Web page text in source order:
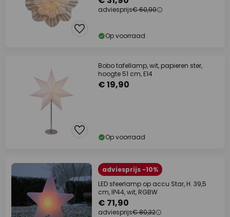
adviesprijs€ 60,90
Op voorraad
Bobo tafellamp, wit, papieren ster,
hoogte 51 cm, E14
€ 19,90
Op voorraad
adviesprijs -10%
LED sfeerlamp op accu Star, H. 39,5
cm, IP44, wit, RGBW
€ 71,90
adviesprijs€ 80,32